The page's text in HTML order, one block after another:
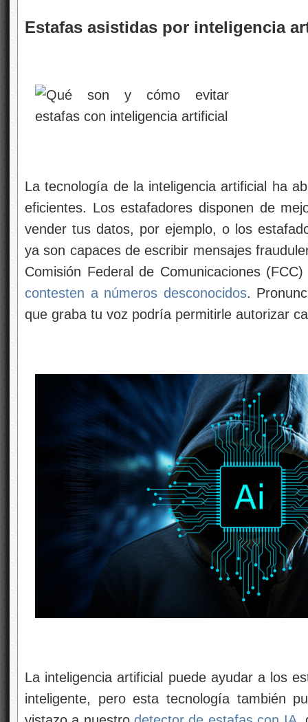
Estafas asistidas por inteligencia
La tecnología de la inteligencia artificial ha
eficientes. Los estafadores disponen de
vender tus datos, por ejemplo, o los
ya son capaces de escribir mensajes
Comisión Federal de Comunicaciones
contesten a números desconocidos.
que graba tu voz podría permitirle autorizar
La inteligencia artificial puede ayudar a los
inteligente, pero esta tecnología también